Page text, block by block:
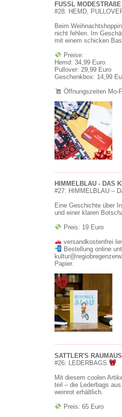
FUSSL MODESTRAßE
#28: HEMD,
Beim
nicht fehlen. Im
mit einem schicken
Preise:
Hemd: 34,99 Euro
Pullover: 29,99 Euro
Geschenkbox: 14,99
Öffnungszeiten Mo-
HIMMELBLAU - DAS
#27: HIMMELBLAU –
Eine Geschichte über
und einer klaren
Preis: 19 Euro
versandkostenfrei
Bestellung online
Papier.
SATTLER'S
#26: LEDERBAGS
Mit diesem coolen
teil – die Lederbags
weinrot erhältlich.
Preis: 65 Euro